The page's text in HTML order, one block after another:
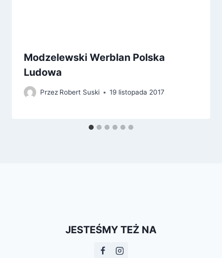
Modzelewski Werblan Polska
Ludowa
Przez Robert Suski 19 listopada 2017
JESTEŚMY TEŻ NA